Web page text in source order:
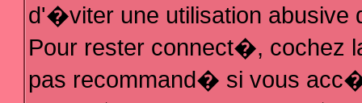
d'�viter une utilisation abusive
Pour rester connect�, cochez
pas recommand� si vous